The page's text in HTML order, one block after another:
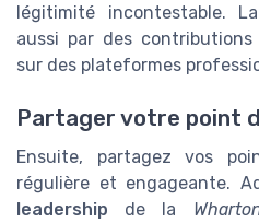
légitimité incontestable.
aussi par des
sur des plateformes
Partager votre point
Ensuite, partagez vos
régulière et engageante.
leadership de la